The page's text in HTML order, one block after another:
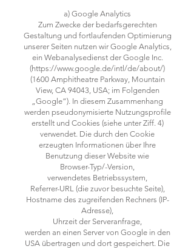
a) Google Analytics
Zum Zwecke der bedarfsgerechten
Gestaltung und fortlaufenden Optimierung
unserer Seiten nutzen wir Google Analytics,
ein Webanalysedienst der Google Inc.
(https://www.google.de/intl/de/about/)
(1600 Amphitheatre Parkway, Mountain
View, CA 94043, USA; im Folgenden
„Google“). In diesem Zusammenhang
werden pseudonymisierte Nutzungsprofile
erstellt und Cookies (siehe unter Ziff. 4)
verwendet. Die durch den Cookie
erzeugten Informationen über Ihre
Benutzung dieser Website wie
Browser-Typ/-Version,
verwendetes Betriebssystem,
Referrer-URL (die zuvor besuchte Seite),
Hostname des zugreifenden Rechners (IP-
Adresse),
Uhrzeit der Serveranfrage,
werden an einen Server von Google in den
USA übertragen und dort gespeichert. Die